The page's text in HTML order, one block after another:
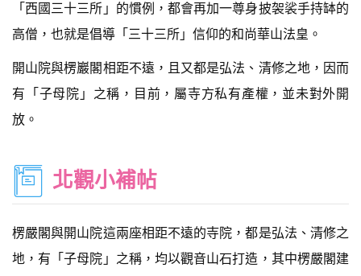
「西國三十三所」的慣例，都會再加一尊身披袈裟手持缽的
高僧，也就是倡導「三十三所」信仰的和尚華山法皇。
開山院與楞巖閣相距不遠，且又都是弘法、清修之地，因而
有「子母院」之稱，目前，屬寺方私有產權，並未對外開
放。
北觀小補帖
楞嚴閣與開山院這兩座相距不遠的寺院，都是弘法、清修之
地，有「子母院」之稱，均以觀音山石打造，其中楞嚴閣建